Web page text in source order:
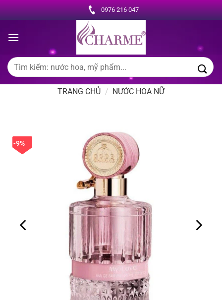
Chuyển
đến
dung
0976 216 047
Tìm
kiếm:
TRANG CHỦ / NƯỚC HOA NỮ
-9%